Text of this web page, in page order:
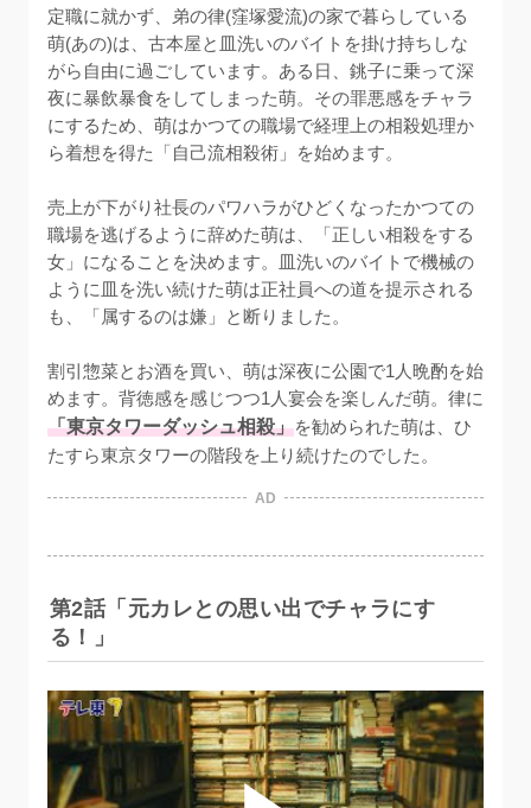
定職に就かず、弟の律(窪塚愛流)の家で暮らしている
萌(あの)は、古本屋と皿洗いのバイトを掛け持ちしな
がら自由に過ごしています。ある日、銚子に乗って深
夜に暴飲暴食をしてしまった萌。その罪悪感をチャラ
にするため、萌はかつての職場で経理上の相殺処理か
ら着想を得た「自己流相殺術」を始めます。
売上が下がり社長のパワハラがひどくなったかつての
職場を逃げるように辞めた萌は、「正しい相殺をする
女」になることを決めます。皿洗いのバイトで機械の
ように皿を洗い続けた萌は正社員への道を提示される
も、「属するのは嫌」と断りました。
割引惣菜とお酒を買い、萌は深夜に公園で1人晩酌を始
めます。背徳感を感じつつ1人宴会を楽しんだ萌。律に
「東京タワーダッシュ相殺」を勧められた萌は、ひ
たすら東京タワーの階段を上り続けたのでした。
AD
第2話「元カレとの思い出でチャラにす
る！」